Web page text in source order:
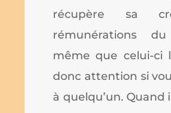
récupère sa
rémunérations
même que celui-ci
donc attention si
à quelqu’un.